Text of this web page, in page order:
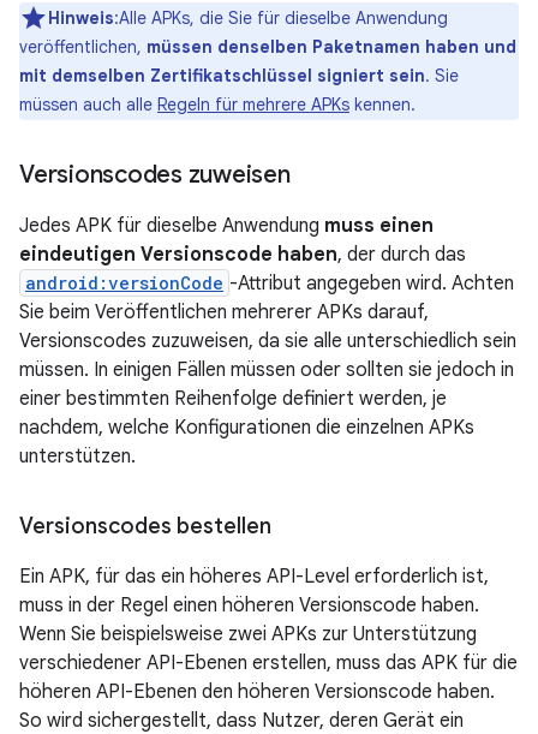
Hinweis:Alle APKs, die Sie für dieselbe Anwendung
veröffentlichen, müssen denselben Paketnamen haben und
mit demselben Zertifikatschlüssel signiert sein. Sie
müssen auch alle Regeln für mehrere APKs kennen.
Versionscodes zuweisen
Jedes APK für dieselbe Anwendung muss einen
eindeutigen Versionscode haben, der durch das
android:versionCode -Attribut angegeben wird. Achten
Sie beim Veröffentlichen mehrerer APKs darauf,
Versionscodes zuzuweisen, da sie alle unterschiedlich sein
müssen. In einigen Fällen müssen oder sollten sie jedoch in
einer bestimmten Reihenfolge definiert werden, je
nachdem, welche Konfigurationen die einzelnen APKs
unterstützen.
Versionscodes bestellen
Ein APK, für das ein höheres API-Level erforderlich ist,
muss in der Regel einen höheren Versionscode haben.
Wenn Sie beispielsweise zwei APKs zur Unterstützung
verschiedener API-Ebenen erstellen, muss das APK für die
höheren API-Ebenen den höheren Versionscode haben.
So wird sichergestellt, dass Nutzer, deren Gerät ein